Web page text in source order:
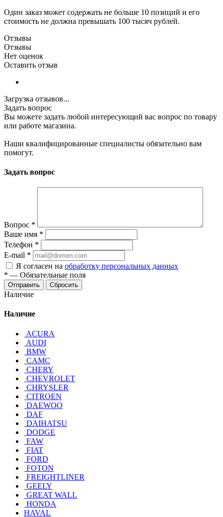
Один заказ может содержать не больше 10 позиций и его
стоимость не должна превышать 100 тысяч рублей.
Отзывы
Отзывы
Нет оценок
Оставить отзыв
Загрузка отзывов...
Задать вопрос
Вы можете задать любой интересующий вас вопрос по товару
или работе магазина.
Наши квалифицированные специалисты обязательно вам
помогут.
Задать вопрос
Вопрос *
Ваше имя *
Телефон *
E-mail *
Я согласен на обработку персональных данных
* — Обязательные поля
Отправить Сбросить
Наличие
Наличие
ACURA
AUDI
BMW
CAMC
CHERY
CHEVROLET
CHRYSLER
CITROEN
DAEWOO
DAF
DAIHATSU
DODGE
FAW
FIAT
FORD
FOTON
FREIGHTLINER
GEELY
GREAT WALL
HONDA
HAVAL